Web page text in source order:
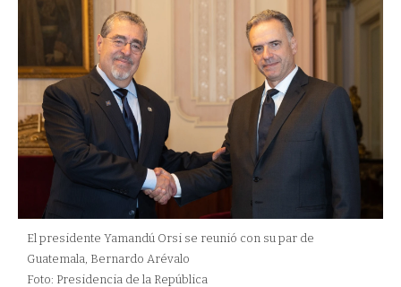
El presidente Yamandú Orsi se reunió con su par de
Guatemala, Bernardo Arévalo
Foto: Presidencia de la República